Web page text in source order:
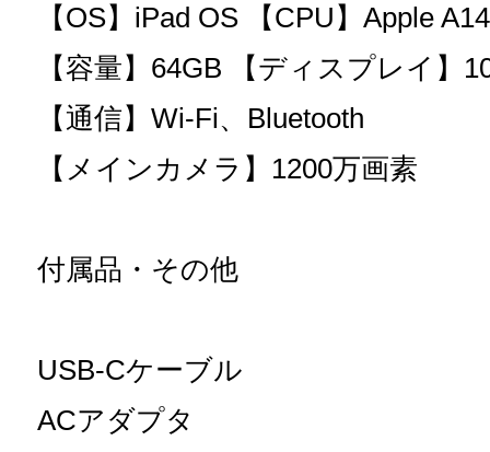
【OS】iPad OS 【CPU】Apple A14
【容量】64GB 【ディスプレイ】
【通信】Wi-Fi、Bluetooth
【メインカメラ】1200万画素
付属品・その他
USB-Cケーブル
ACアダプタ